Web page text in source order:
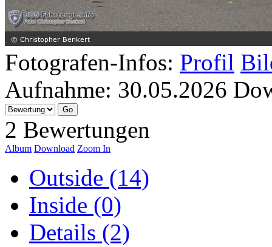
Fotografen-Infos: Profil
Aufnahme: 30.05.2026
2 Bewertungen
Album Download Zoom In
Outside (14)
Inside (0)
Details (2)